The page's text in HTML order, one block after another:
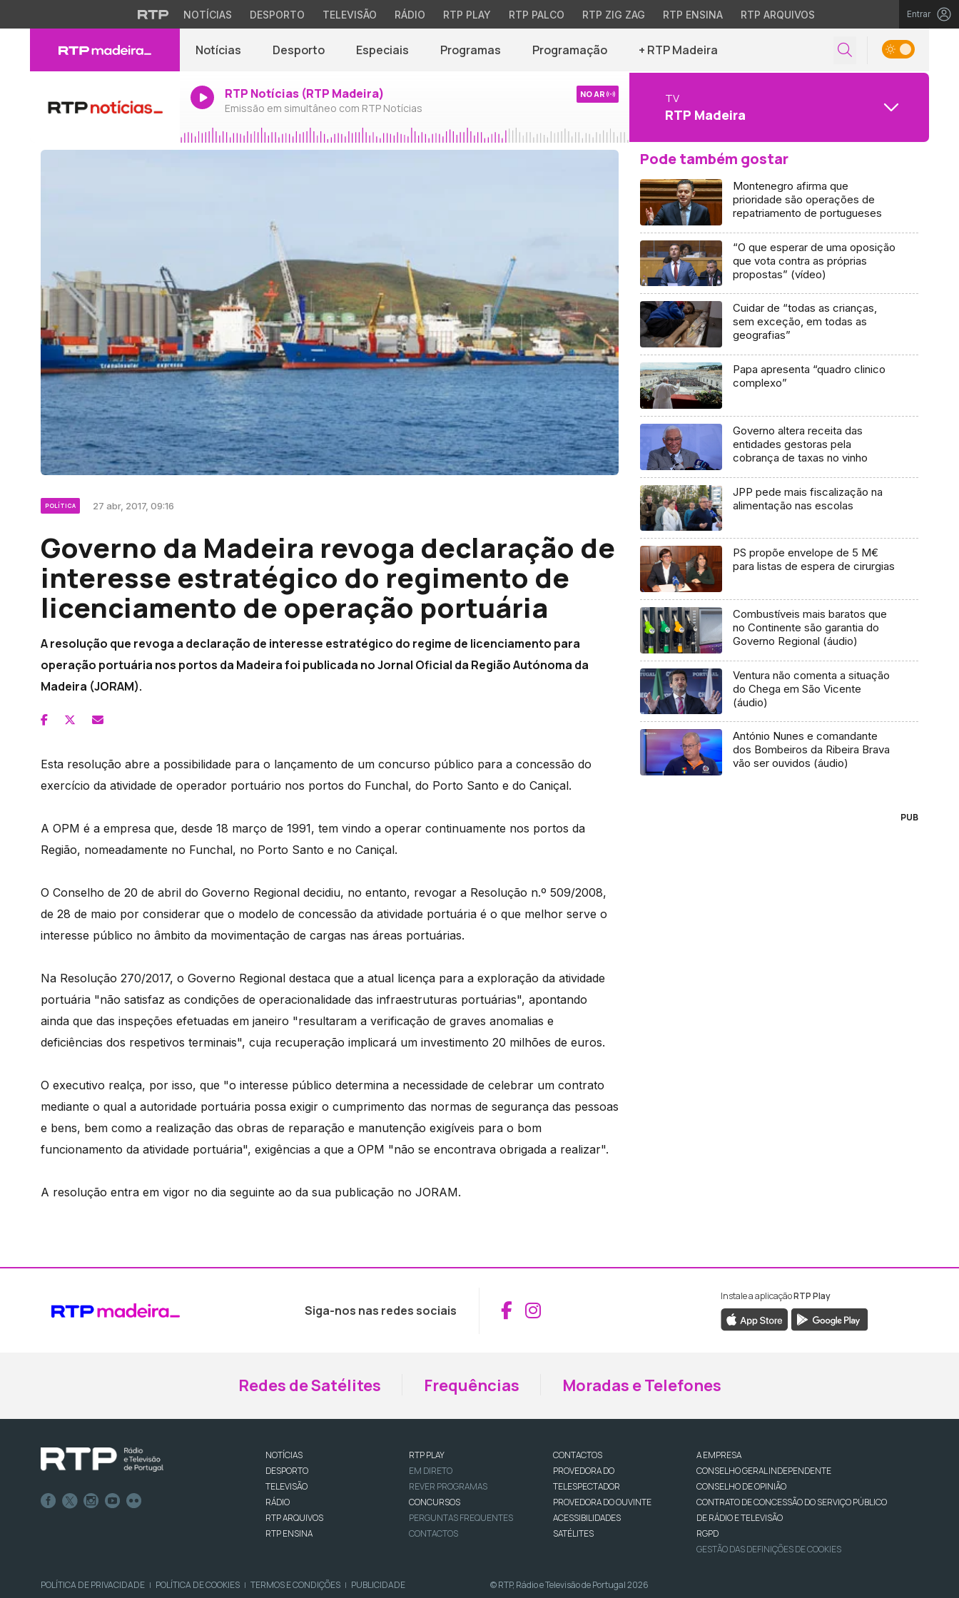
NOTÍCIAS DESPORTO TELEVISÃO RÁDIO RTP PLAY RTP PALCO RTP ZIG ZAG RTP ENSINA RTP ARQUIVOS Entrar
Notícias Desporto Especiais Programas Programação + RTP Madeira
RTP Notícias (RTP Madeira)
Emissão em simultâneo com RTP Notícias
NO AR TV
RTP Madeira
POLÍTICA 27 abr, 2017, 09:16
Governo da Madeira revoga declaração de
interesse estratégico do regimento de
licenciamento de operação portuária
A resolução que revoga a declaração de interesse estratégico do regime de licenciamento para
operação portuária nos portos da Madeira foi publicada no Jornal Oficial da Região Autónoma da
Madeira (JORAM).
Esta resolução abre a possibilidade para o lançamento de um concurso público para a concessão do
exercício da atividade de operador portuário nos portos do Funchal, do Porto Santo e do Caniçal.
A OPM é a empresa que, desde 18 março de 1991, tem vindo a operar continuamente nos portos da
Região, nomeadamente no Funchal, no Porto Santo e no Caniçal.
O Conselho de 20 de abril do Governo Regional decidiu, no entanto, revogar a Resolução n.º 509/2008,
de 28 de maio por considerar que o modelo de concessão da atividade portuária é o que melhor serve o
interesse público no âmbito da movimentação de cargas nas áreas portuárias.
Na Resolução 270/2017, o Governo Regional destaca que a atual licença para a exploração da atividade
portuária "não satisfaz as condições de operacionalidade das infraestruturas portuárias", apontando
ainda que das inspeções efetuadas em janeiro "resultaram a verificação de graves anomalias e
deficiências dos respetivos terminais", cuja recuperação implicará um investimento 20 milhões de euros.
O executivo realça, por isso, que "o interesse público determina a necessidade de celebrar um contrato
mediante o qual a autoridade portuária possa exigir o cumprimento das normas de segurança das pessoas
e bens, bem como a realização das obras de reparação e manutenção exigíveis para o bom
funcionamento da atividade portuária", exigências a que a OPM "não se encontrava obrigada a realizar".
A resolução entra em vigor no dia seguinte ao da sua publicação no JORAM.
Pode também gostar
Montenegro afirma que
prioridade são operações de
repatriamento de portugueses
“O que esperar de uma oposição
que vota contra as próprias
propostas” (vídeo)
Cuidar de “todas as crianças,
sem exceção, em todas as
geografias”
Papa apresenta “quadro clinico
complexo”
Governo altera receita das
entidades gestoras pela
cobrança de taxas no vinho
JPP pede mais fiscalização na
alimentação nas escolas
PS propõe envelope de 5 M€
para listas de espera de cirurgias
Combustíveis mais baratos que
no Continente são garantia do
Governo Regional (áudio)
Ventura não comenta a situação
do Chega em São Vicente
(áudio)
António Nunes e comandante
dos Bombeiros da Ribeira Brava
vão ser ouvidos (áudio)
PUB
Siga-nos nas redes sociais Aceder ao Facebook da RTP Madeira
Aceder ao Instagram da RTP Madeira
Instale a aplicaçãoRTP Play
Redes de Satélites Frequências Moradas e Telefones
NOTÍCIAS
DESPORTO
TELEVISÃO
RÁDIO
RTP ARQUIVOS
RTP ENSINA
RTP PLAY
EM DIRETO
REVER PROGRAMAS
CONCURSOS
PERGUNTAS FREQUENTES
CONTACTOS
CONTACTOS
PROVEDORA DO
TELESPECTADOR
PROVEDORA DO OUVINTE
ACESSIBILIDADES
SATÉLITES
A EMPRESA
CONSELHO GERAL INDEPENDENTE
CONSELHO DE OPINIÃO
CONTRATO DE CONCESSÃO DO SERVIÇO PÚBLICO
DE RÁDIO E TELEVISÃO
RGPD
GESTÃO DAS DEFINIÇÕES DE COOKIES
POLÍTICA DE PRIVACIDADE | POLÍTICA DE COOKIES | TERMOS E CONDIÇÕES | PUBLICIDADE © RTP, Rádio e Televisão de Portugal 2026